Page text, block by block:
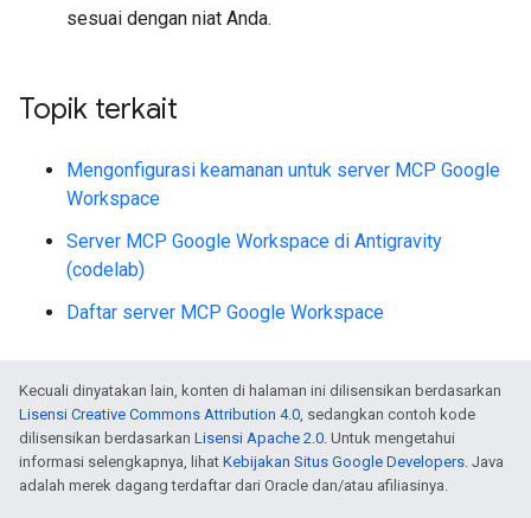
sesuai dengan niat Anda.
Topik terkait
Mengonfigurasi keamanan untuk server MCP Google
Workspace
Server MCP Google Workspace di Antigravity
(codelab)
Daftar server MCP Google Workspace
Kecuali dinyatakan lain, konten di halaman ini dilisensikan berdasarkan
Lisensi Creative Commons Attribution 4.0, sedangkan contoh kode
dilisensikan berdasarkan Lisensi Apache 2.0. Untuk mengetahui
informasi selengkapnya, lihat Kebijakan Situs Google Developers. Java
adalah merek dagang terdaftar dari Oracle dan/atau afiliasinya.